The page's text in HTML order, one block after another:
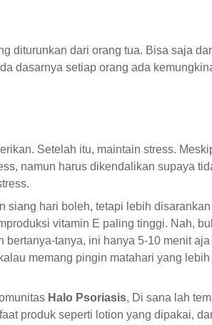
diturunkan dari orang tua. Bisa saja
dasarnya setiap orang ada
Setelah itu, maintain stress.
namun harus dikendalikan supaya
siang hari boleh, tetapi lebih
vitamin E paling tinggi. Nah,
tanya, ini hanya 5-10 menit aja
memang pingin matahari yang lebih
Halo Psoriasis, Di sana lah
produk seperti lotion yang dipakai,